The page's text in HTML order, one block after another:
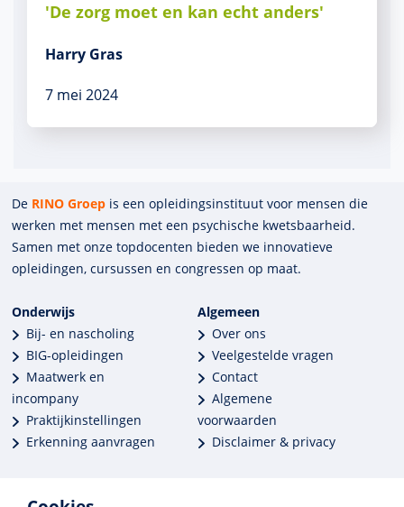
'De zorg moet en kan echt anders'
Harry Gras
7 mei 2024
De RINO Groep is een opleidings­insti­tuut voor mensen die
werken met mensen met een psychische kwets­baar­heid.
Samen met onze top­docenten bieden we innova­tieve
opleidingen, cursussen en congres­sen op maat.
Onderwijs
Bij- en nascholing
BIG-opleidingen
Maatwerk en
incompany
Praktijkinstellingen
Erkenning aanvragen
Algemeen
Over ons
Veelgestelde vragen
Contact
Algemene
voorwaarden
Disclaimer & privacy